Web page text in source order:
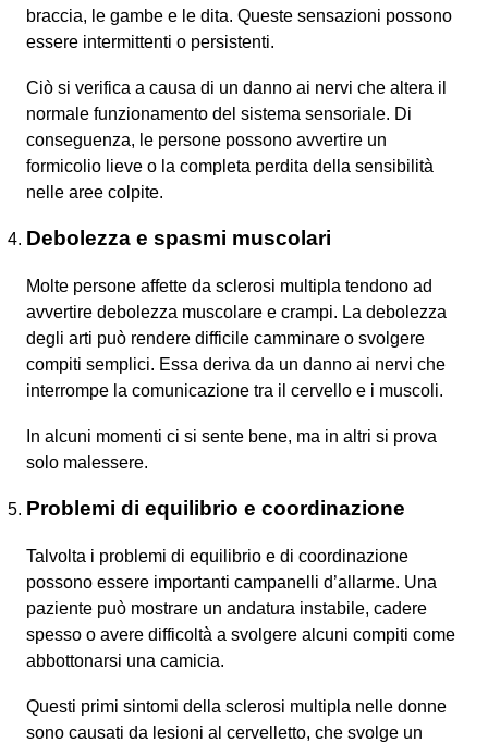
braccia, le gambe e le dita. Queste sensazioni possono
essere intermittenti o persistenti.
Ciò si verifica a causa di un danno ai nervi che altera il
normale funzionamento del sistema sensoriale. Di
conseguenza, le persone possono avvertire un
formicolio lieve o la completa perdita della sensibilità
nelle aree colpite.
Debolezza e spasmi muscolari
Molte persone affette da sclerosi multipla tendono ad
avvertire debolezza muscolare e crampi. La debolezza
degli arti può rendere difficile camminare o svolgere
compiti semplici. Essa deriva da un danno ai nervi che
interrompe la comunicazione tra il cervello e i muscoli.
In alcuni momenti ci si sente bene, ma in altri si prova
solo malessere.
Problemi di equilibrio e coordinazione
Talvolta i problemi di equilibrio e di coordinazione
possono essere importanti campanelli d’allarme. Una
paziente può mostrare un andatura instabile, cadere
spesso o avere difficoltà a svolgere alcuni compiti come
abbottonarsi una camicia.
Questi primi sintomi della sclerosi multipla nelle donne
sono causati da lesioni al cervelletto, che svolge un